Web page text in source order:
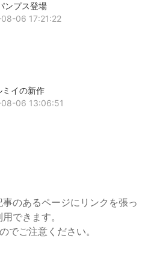
ンプス登場
06 17:21:22
ミイの新作
06 13:06:51
のあるページにリンクを張っ
できます。
でご注意ください。